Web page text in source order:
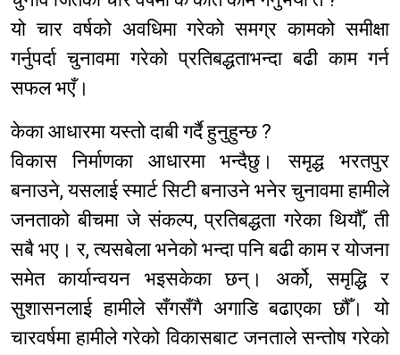
यो चार वर्षको अवधिमा गरेको समग्र कामको समीक्षा
गर्नुपर्दा चुनावमा गरेको प्रतिबद्धताभन्दा बढी काम गर्न
सफल भएँ।
केका आधारमा यस्तो दाबी गर्दै हुनुहुन्छ ?
विकास निर्माणका आधारमा भन्दैछु। समृद्ध भरतपुर
बनाउने, यसलाई स्मार्ट सिटी बनाउने भनेर चुनावमा हामीले
जनताको बीचमा जे संकल्प, प्रतिबद्धता गरेका थियौँ, ती
सबै भए। र, त्यसबेला भनेको भन्दा पनि बढी काम र योजना
समेत कार्यान्वयन भइसकेका छन्। अर्को, समृद्धि र
सुशासनलाई हामीले सँगसँगै अगाडि बढाएका छौँ। यो
चारवर्षमा हामीले गरेको विकासबाट जनताले सन्तोष गरेको